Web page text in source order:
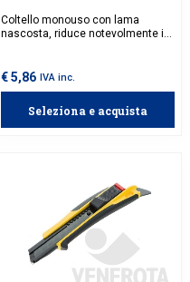
Coltello monouso con lama
nascosta, riduce notevolmente il
€ 5,86 IVA inc.
Seleziona e acquista